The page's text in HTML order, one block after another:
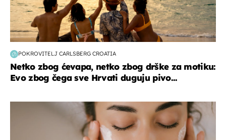
POKROVITELJ CARLSBERG CROATIA
Netko zbog ćevapa, netko zbog drške za motiku:
Evo zbog čega sve Hrvati duguju pivo...
moda & ljepota